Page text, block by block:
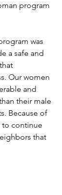
program
was
a safe and
Our women
and
their male
Because of
to continue
that